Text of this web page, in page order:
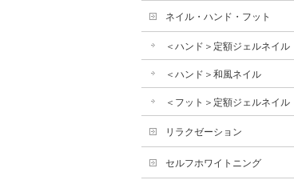
ネイル・ハンド・フット
＜ハンド＞定額ジェルネイル
＜ハンド＞和風ネイル
＜フット＞定額ジェルネイル
リラクゼーション
セルフホワイトニング